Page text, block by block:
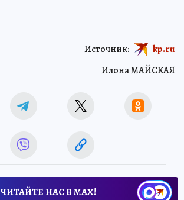
Илона МАЙСКАЯ
Источник: kp.ru
ЧИТАЙТЕ НАС В МАХ!